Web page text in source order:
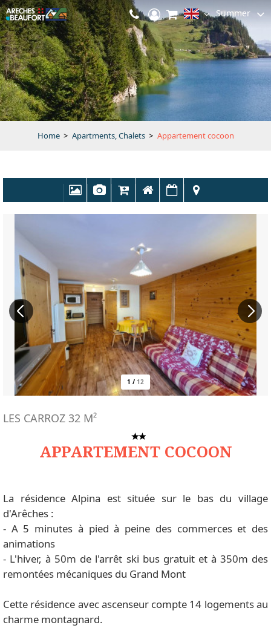
Summer
Home > Apartments, Chalets > Appartement cocoon
1 / 12
APPARTEMENT COCOON
LES CARROZ 32 M²
La résidence Alpina est située sur le bas du village
d'Arêches :
- A 5 minutes à pied à peine des commerces et des
animations
- L'hiver, à 50m de l'arrêt ski bus gratuit et à 350m des
remontées mécaniques du Grand Mont
Cette résidence avec ascenseur compte 14 logements au
charme montagnard.